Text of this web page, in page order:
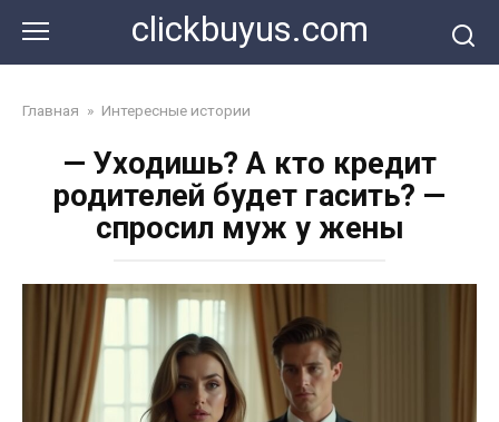
контенту
clickbuyus.com
Главная » Интересные истории
— Уходишь? А кто кредит
родителей будет гасить? —
спросил муж у жены